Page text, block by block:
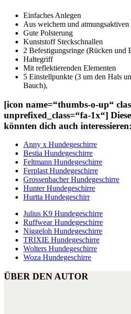
Einfaches Anlegen
Aus weichem und atmungsaktiven
Gute Polsterung
Kunststoff Steckschnallen
2 Befestigungsringe (Rücken und
Haltegriff
Mit reflektierenden Elementen
5 Einstellpunkte (3 um den Hals
Bauch),
[icon name=“thumbs-o-up“
unprefixed_class=“fa-1x“]
könnten dich auch interessieren:
Anny x Hundegeschirre
Bestia Hundegeschirre
Feltmann Hundegeschirre
Ferplast Hundegeschirre
Grossenbacher Hundegeschirre
Hunter Hundegeschirre
Hurtta Hundegeschirr
Julius K9 Hundegeschirre
Ruffwear Hundegeschirre
Niggeloh Hundegeschirre
TRIXIE Hundegeschirre
Wolters Hundegeschirre
Woza Hundegeschirre
ÜBER DEN AUTOR